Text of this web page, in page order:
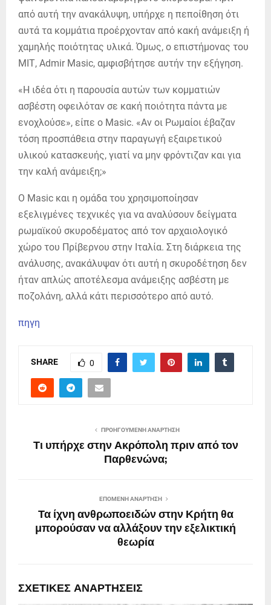
από αυτή την ανακάλυψη, υπήρχε η πεποίθηση ότι
αυτά τα κομμάτια προέρχονταν από κακή ανάμειξη ή
χαμηλής ποιότητας υλικά. Όμως, ο επιστήμονας του
ΜΙΤ, Admir Masic, αμφισβήτησε αυτήν την εξήγηση.
«Η ιδέα ότι η παρουσία αυτών των κομματιών
ασβέστη οφειλόταν σε κακή ποιότητα πάντα με
ενοχλούσε», είπε ο Masic. «Αν οι Ρωμαίοι έβαζαν
τόση προσπάθεια στην παραγωγή εξαιρετικού
υλικού κατασκευής, γιατί να μην φρόντιζαν και για
την καλή ανάμειξη;»
Ο Masic και η ομάδα του χρησιμοποίησαν
εξελιγμένες τεχνικές για να αναλύσουν δείγματα
ρωμαϊκού σκυροδέματος από τον αρχαιολογικό
χώρο του Πρίβερνου στην Ιταλία. Στη διάρκεια της
ανάλυσης, ανακάλυψαν ότι αυτή η σκυροδέτηση δεν
ήταν απλώς αποτέλεσμα ανάμειξης ασβέστη με
ποζολάνη, αλλά κάτι περισσότερο από αυτό.
πηγη
SHARE 0
ΠΡΟΗΓΟΎΜΕΝΗ ΑΝΆΡΤΗΣΗ
Τι υπήρχε στην Ακρόπολη πριν από τον
Παρθενώνα;
ΕΠΌΜΕΝΗ ΑΝΆΡΤΗΣΗ
Τα ίχνη ανθρωποειδών στην Κρήτη θα
μπορούσαν να αλλάξουν την εξελικτική
θεωρία
ΣΧΕΤΙΚΈΣ ΑΝΑΡΤΉΣΕΙΣ